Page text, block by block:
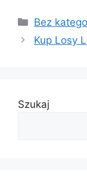
Kategorie
Bez
Kup Losy
Szukaj